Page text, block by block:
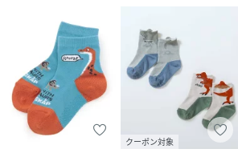
クーポン対象